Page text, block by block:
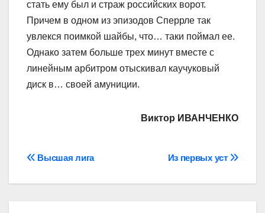
стать ему был и страж российских ворот.
Причем в одном из эпизодов Сперрле так
увлекся поимкой шайбы, что… таки поймал ее.
Однако затем больше трех минут вместе с
линейным арбитром отыскивал каучуковый
диск в… своей амуниции.
Виктор ИВАНЧЕНКО
Навігація
записів
Из первых уст
Высшая лига